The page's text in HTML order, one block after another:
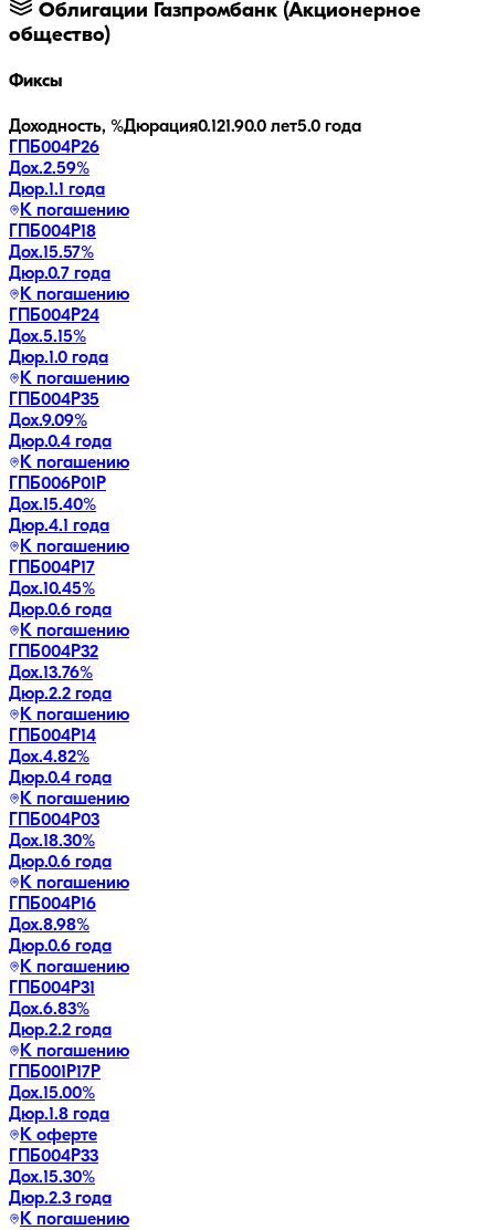
Облигации Газпромбанк (Акционерное
общество)
Фиксы
Доходность, %Дюрация0.121.90.0 лет5.0 года
ГПБ004Р26
Дох.2.59%
Дюр.1.1 года
К погашению
ГПБ004Р18
Дох.15.57%
Дюр.0.7 года
К погашению
ГПБ004Р24
Дох.5.15%
Дюр.1.0 года
К погашению
ГПБ004Р35
Дох.9.09%
Дюр.0.4 года
К погашению
ГПБ006Р01P
Дох.15.40%
Дюр.4.1 года
К погашению
ГПБ004Р17
Дох.10.45%
Дюр.0.6 года
К погашению
ГПБ004Р32
Дох.13.76%
Дюр.2.2 года
К погашению
ГПБ004Р14
Дох.4.82%
Дюр.0.4 года
К погашению
ГПБ004Р03
Дох.18.30%
Дюр.0.6 года
К погашению
ГПБ004Р16
Дох.8.98%
Дюр.0.6 года
К погашению
ГПБ004Р31
Дох.6.83%
Дюр.2.2 года
К погашению
ГПБ001P17P
Дох.15.00%
Дюр.1.8 года
К оферте
ГПБ004Р33
Дох.15.30%
Дюр.2.3 года
К погашению